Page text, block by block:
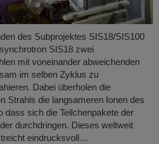
des Subprojektes SIS18/SIS100
SIS18 zwei
mit voneinander abweichenden
im selben Zyklus zu
Dabei überholen die
Strahls die langsameren Ionen des
dass sich die Teilchenpakete der
durchdringen. Dieses weltweit
eindrucksvoll…